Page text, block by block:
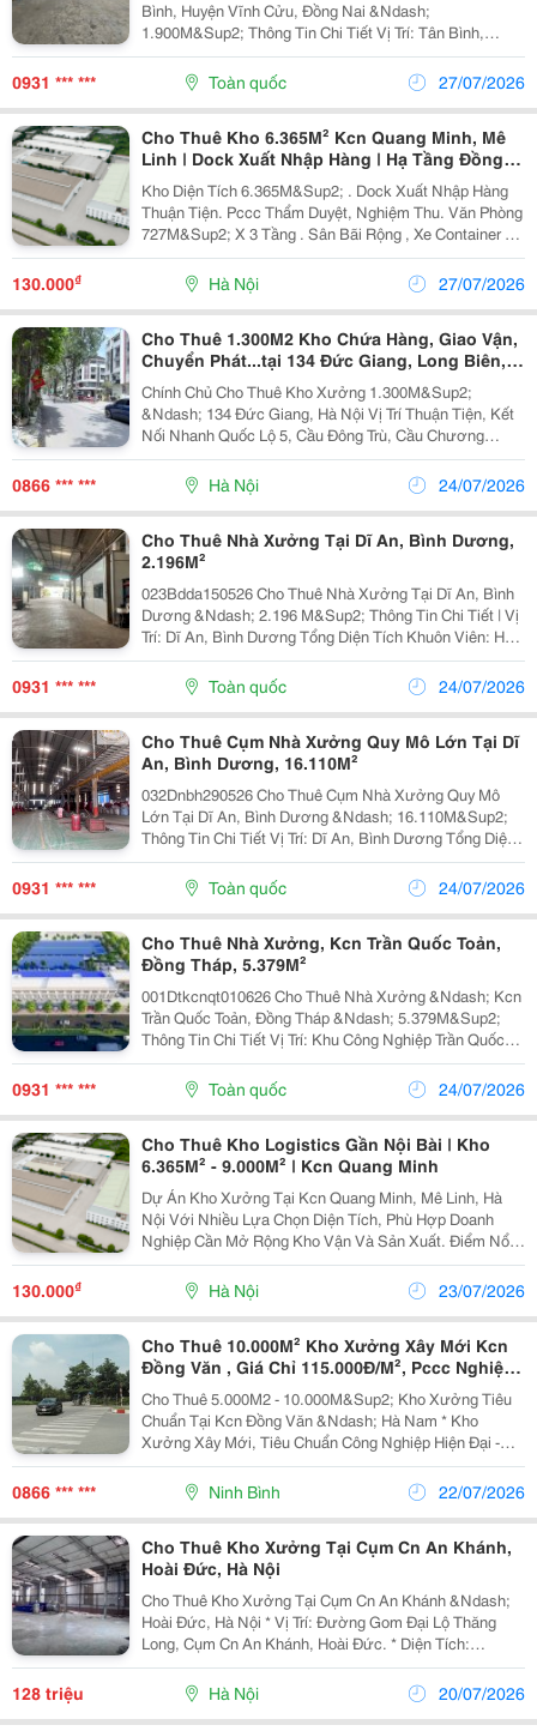
Bình, Huyện Vĩnh Cửu, Đồng Nai &Ndash;
1.900M&Sup2; Thông Tin Chi Tiết Vị Trí: Tân Bình,
Huyện Vĩnh Cửu, Đồng Nai Tổng Diện Tích Khuôn Viên:
2.600M&Sup2; Diện Tích Sử Dụng Tổng Diện Tích Xây
Dựng:...
0931 *** *** Toàn quốc 27/07/2026
Cho Thuê Kho 6.365M² Kcn Quang Minh, Mê
Linh | Dock Xuất Nhập Hàng | Hạ Tầng Đồng
Bộ
Kho Diện Tích 6.365M&Sup2; . Dock Xuất Nhập Hàng
Thuận Tiện. Pccc Thẩm Duyệt, Nghiệm Thu. Văn Phòng
727M&Sup2; X 3 Tầng . Sân Bãi Rộng , Xe Container 40
Feet Hoạt Động 24/7. Kcn Quang Minh, Mê Linh , Gần
Sân Bay Nội Bài....
130.000₫ Hà Nội 27/07/2026
Cho Thuê 1.300M2 Kho Chứa Hàng, Giao Vận,
Chuyển Phát...tại 134 Đức Giang, Long Biên,
Hà Nội
Chính Chủ Cho Thuê Kho Xưởng 1.300M&Sup2;
&Ndash; 134 Đức Giang, Hà Nội Vị Trí Thuận Tiện, Kết
Nối Nhanh Quốc Lộ 5, Cầu Đông Trù, Cầu Chương
Dương, Thuận Lợi Vận Chuyển Hàng Hóa. ✅ Diện Tích:
1.300M&Sup2; ✅ Giá Thuê: 100 Triệu/Tháng ✅ Trần
0866 *** *** Hà Nội 24/07/2026
Cho Thuê Nhà Xưởng Tại Dĩ An, Bình Dương,
2.196M²
023Bdda150526 Cho Thuê Nhà Xưởng Tại Dĩ An, Bình
Dương &Ndash; 2.196 M&Sup2; Thông Tin Chi Tiết | Vị
Trí: Dĩ An, Bình Dương Tổng Diện Tích Khuôn Viên: Hơn
2.500M&Sup2; Diện Tích Sử Dụng Tổng Diện Tích Xây
Dựng: 2.196 M&Sup2; &Bull; Diện Tích...
0931 *** *** Toàn quốc 24/07/2026
Cho Thuê Cụm Nhà Xưởng Quy Mô Lớn Tại Dĩ
An, Bình Dương, 16.110M²
032Dnbh290526 Cho Thuê Cụm Nhà Xưởng Quy Mô
Lớn Tại Dĩ An, Bình Dương &Ndash; 16.110M&Sup2;
Thông Tin Chi Tiết Vị Trí: Dĩ An, Bình Dương Tổng Diện
Tích Khuôn Viên: Hơn 20.000M&Sup2; Diện Tích Sử
Dụng Tổng Diện Tích Nhà Xưởng: 16.110M&Sup2; ...
0931 *** *** Toàn quốc 24/07/2026
Cho Thuê Nhà Xưởng, Kcn Trần Quốc Toản,
Đồng Tháp, 5.379M²
001Dtkcnqt010626 Cho Thuê Nhà Xưởng &Ndash; Kcn
Trần Quốc Toản, Đồng Tháp &Ndash; 5.379M&Sup2;
Thông Tin Chi Tiết Vị Trí: Khu Công Nghiệp Trần Quốc
Toản, Phường Mỹ Ngãi, Tỉnh Đồng Tháp Tổng Diện Tích
Khuôn Viên: 9.796M&Sup2; Diện Tích Sử Dụng...
0931 *** *** Toàn quốc 24/07/2026
Cho Thuê Kho Logistics Gần Nội Bài | Kho
6.365M² - 9.000M² | Kcn Quang Minh
Dự Án Kho Xưởng Tại Kcn Quang Minh, Mê Linh, Hà
Nội Với Nhiều Lựa Chọn Diện Tích, Phù Hợp Doanh
Nghiệp Cần Mở Rộng Kho Vận Và Sản Xuất. Điểm Nổi
Bật Tổng Diện Tích Dự Án Khoảng 37.000M&Sup2; Kho
6.365M&Sup2; Và 9.000M&Sup2; Chia...
130.000₫ Hà Nội 23/07/2026
Cho Thuê 10.000M² Kho Xưởng Xây Mới Kcn
Đồng Văn , Giá Chỉ 115.000Đ/M², Pccc Nghiệm
Thu, Bàn Giao Ngay
Cho Thuê 5.000M2 - 10.000M&Sup2; Kho Xưởng Tiêu
Chuẩn Tại Kcn Đồng Văn &Ndash; Hà Nam * Kho
Xưởng Xây Mới, Tiêu Chuẩn Công Nghiệp Hiện Đại -
Giá Thuê Chỉ Từ 100.000Đ/M&Sup2;/Tháng ✅ Hệ
Thống Pccc Tự Động, Nghiệm Thu Đầy Đủ ✅ Trần Cao,
0866 *** *** Ninh Bình 22/07/2026
Cho Thuê Kho Xưởng Tại Cụm Cn An Khánh,
Hoài Đức, Hà Nội
Cho Thuê Kho Xưởng Tại Cụm Cn An Khánh &Ndash;
Hoài Đức, Hà Nội * Vị Trí: Đường Gom Đại Lộ Thăng
Long, Cụm Cn An Khánh, Hoài Đức. * Diện Tích:
1.600M&Sup2;. * Giá Thuê: 80.000Đ/M&Sup2;/Tháng
(Chưa Bao Gồm Vat). * Hợp Đồng Thuê: 03 Năm. *...
128 triệu Hà Nội 20/07/2026